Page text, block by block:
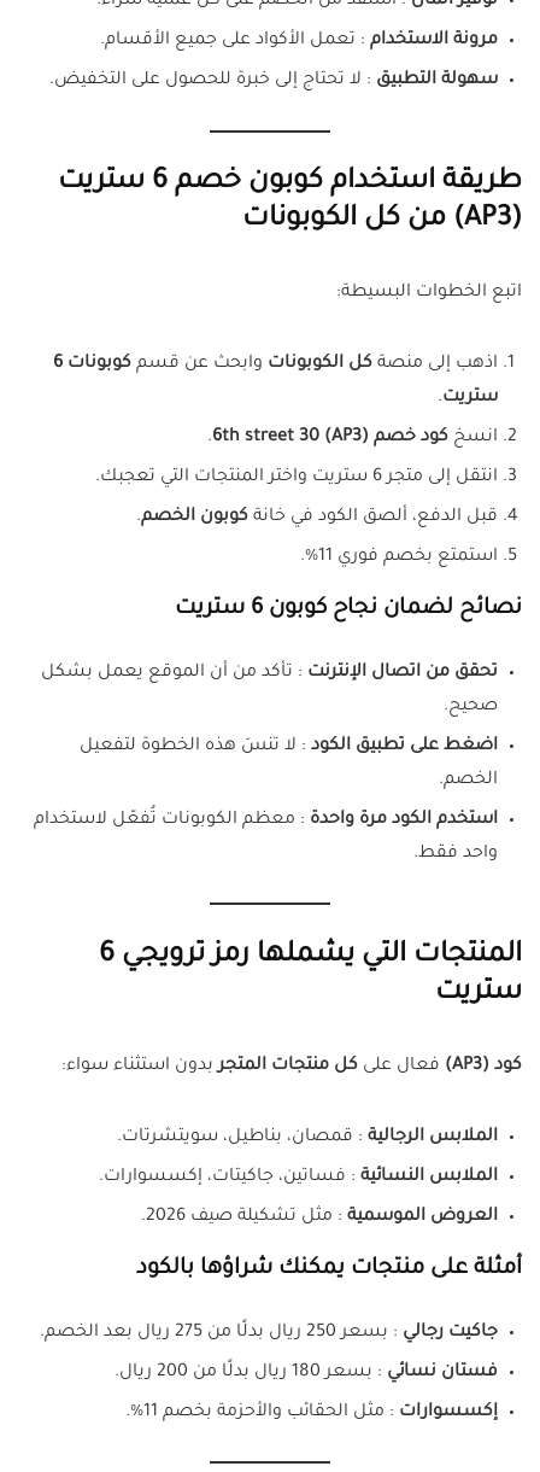
مرونة الاستخدام : تعمل الأكواد على جميع الأقسام.
سهولة التطبيق : لا تحتاج إلى خبرة للحصول على التخفيض.
طريقة استخدام كوبون خصم 6 ستريت
(AP3) من كل الكوبونات
اتبع الخطوات البسيطة:
اذهب إلى منصة كل الكوبونات وابحث عن قسم
كوبونات 6
ستريت.
انسخ كود خصم 6th street 30 (AP3) .
انتقل إلى متجر 6 ستريت واختر المنتجات التي تعجبك.
قبل الدفع، ألصق الكود في خانة كوبون الخصم.
استمتع بخصم فوري 11%.
نصائح لضمان نجاح كوبون 6 ستريت
تحقق من اتصال الإنترنت : تأكد من أن الموقع يعمل بشكل
صحيح.
اضغط على تطبيق الكود : لا تنسَ هذه الخطوة لتفعيل
الخصم.
استخدم الكود مرة واحدة : معظم الكوبونات تُفعّل لاستخدام
واحد فقط.
المنتجات التي يشملها رمز ترويجي 6
ستريت
كود (AP3) فعال على كل منتجات المتجربدون استثناء سواء:
الملابس الرجالية : قمصان، بناطيل، سويتشرتات.
الملابس النسائية : فساتين، جاكيتات، إكسسوارات.
العروض الموسمية : مثل تشكيلة صيف 2026.
أمثلة على منتجات يمكنك شراؤها بالكود
جاكيت رجالي : بسعر 250 ريال بدلًا من 275 ريال بعد الخصم.
فستان نسائي : بسعر 180 ريال بدلًا من 200 ريال.
إكسسوارات : مثل الحقائب والأحزمة بخصم 11%.